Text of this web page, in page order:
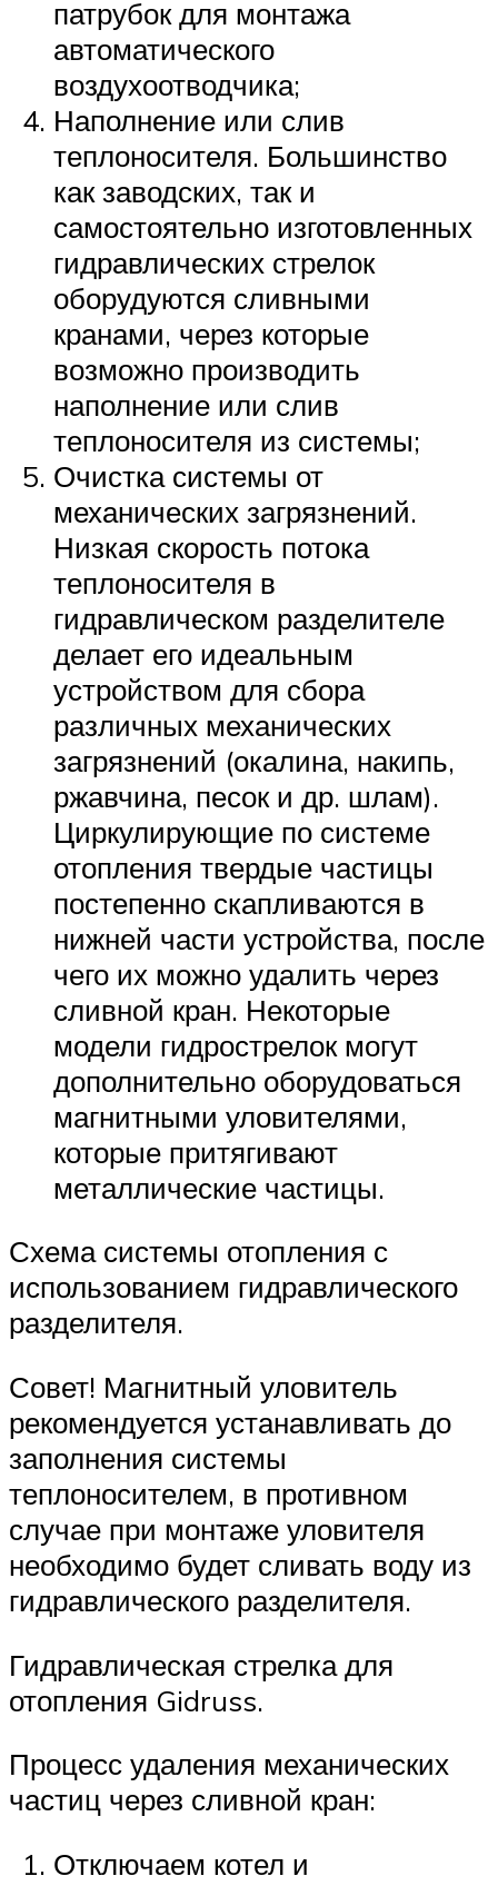
патрубок для монтажа
автоматического
воздухоотводчика;
Наполнение или слив
теплоносителя. Большинство
как заводских, так и
самостоятельно изготовленных
гидравлических стрелок
оборудуются сливными
кранами, через которые
возможно производить
наполнение или слив
теплоносителя из системы;
Очистка системы от
механических загрязнений.
Низкая скорость потока
теплоносителя в
гидравлическом разделителе
делает его идеальным
устройством для сбора
различных механических
загрязнений (окалина, накипь,
ржавчина, песок и др. шлам).
Циркулирующие по системе
отопления твердые частицы
постепенно скапливаются в
нижней части устройства, после
чего их можно удалить через
сливной кран. Некоторые
модели гидрострелок могут
дополнительно оборудоваться
магнитными уловителями,
которые притягивают
металлические частицы.
Схема системы отопления с
использованием гидравлического
разделителя.
Совет! Магнитный уловитель
рекомендуется устанавливать до
заполнения системы
теплоносителем, в противном
случае при монтаже уловителя
необходимо будет сливать воду из
гидравлического разделителя.
Гидравлическая стрелка для
отопления Gidruss.
Процесс удаления механических
частиц через сливной кран:
Отключаем котел и